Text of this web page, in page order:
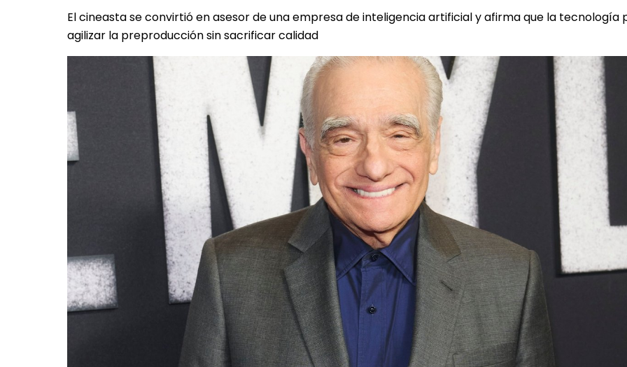
El cineasta se convirtió en asesor de una empresa de inteligencia artificial y afirma que la tecnología
agilizar la preproducción sin sacrificar calidad